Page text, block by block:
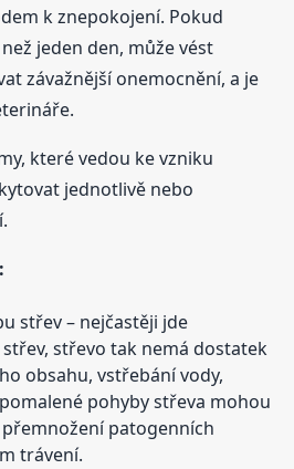
k znepokojení. Pokud
jeden den, může vést
závažnější onemocnění, a je
které vedou ke vzniku
jednotlivě nebo
střev – nejčastěji jde
střevo tak nemá dostatek
obsahu, vstřebání vody,
pohyby střeva mohou
patogenních
trávení.